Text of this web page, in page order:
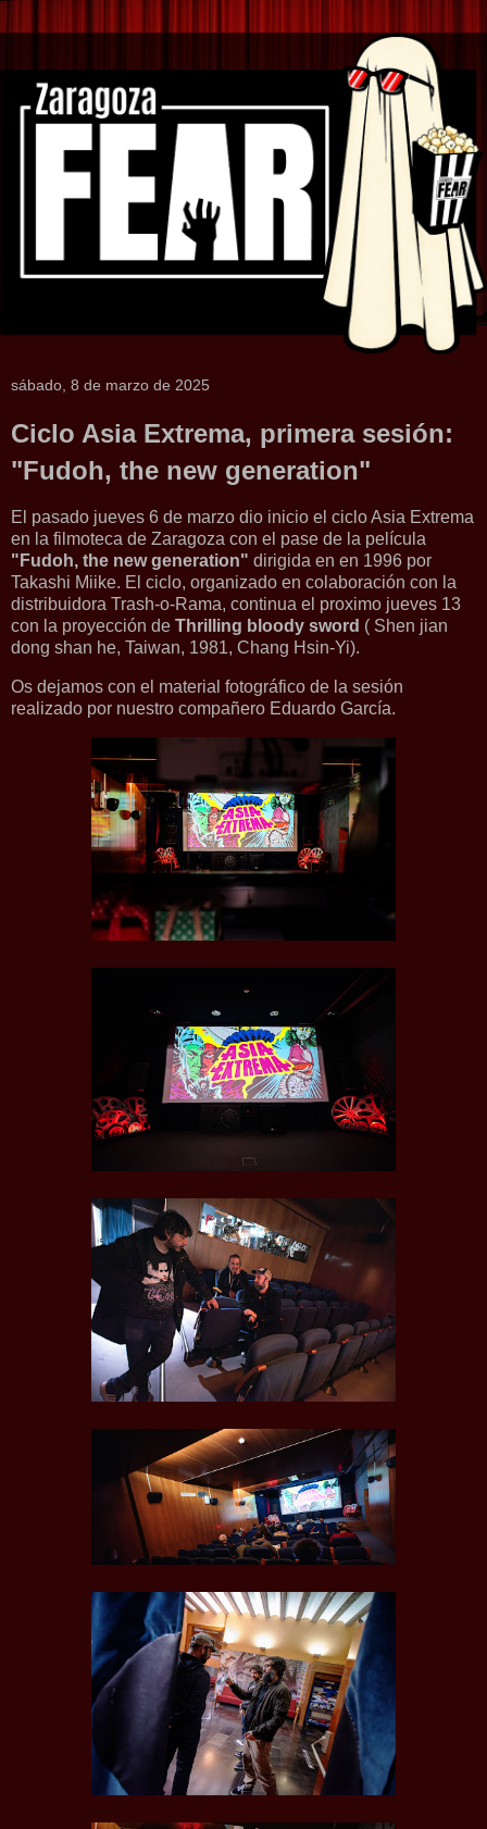
sábado, 8 de marzo de 2025
Ciclo Asia Extrema, primera sesión:
"Fudoh, the new generation"
El pasado jueves 6 de marzo dio inicio el ciclo Asia Extrema
en la filmoteca de Zaragoza con el pase de la película
"Fudoh, the new generation" dirigida en en 1996 por
Takashi Miike. El ciclo, organizado en colaboración con la
distribuidora Trash-o-Rama, continua el proximo jueves 13
con la proyección de Thrilling bloody sword ( Shen jian
dong shan he, Taiwan, 1981, Chang Hsin-Yi).
Os dejamos con el material fotográfico de la sesión
realizado por nuestro compañero Eduardo García.